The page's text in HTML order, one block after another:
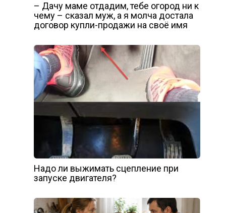
– Дачу маме отдадим, тебе огород ни к
чему – сказал муж, а я молча достала
договор купли-продажи на своё имя
Надо ли выжимать сцепление при
запуске двигателя?